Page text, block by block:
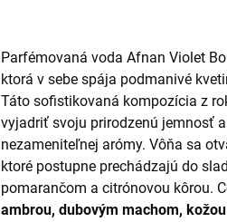
Parfémovaná voda Afnan Violet
ktorá v sebe spája podmanivé
Táto sofistikovaná kompozícia z
vyjadriť svoju prirodzenú jemnosť
nezameniteľnej arómy. Vôňa sa
ktoré postupne prechádzajú do
pomarančom a citrónovou kôrou.
ambrou, dubovým machom,